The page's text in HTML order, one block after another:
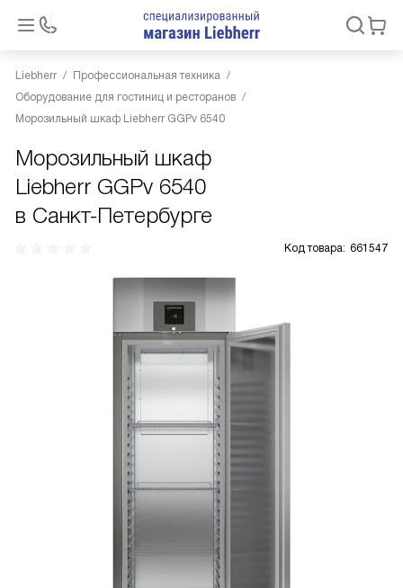
Liebherr
Профессиональная техника
Оборудование для гостиниц и ресторанов
Морозильный шкаф Liebherr GGPv 6540
Морозильный шкаф
Liebherr GGPv 6540
в Санкт-Петербурге
Код товара: 661547